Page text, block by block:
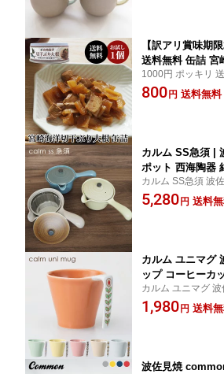
【訳アリ賞味期
送料無料 缶詰 宮
個 | ブリ ぶり 鰤
長期保存 備蓄食
1000円 ポッキリ
干ぶり大根 1個 ブ
アウトドア非常食
800 円 送料無料
カルム SS急須 |
ポット 西海陶器
引き出物 ギフト
生日 新生活 引越
カルム SS急須 波
西海陶器 結婚祝い
ギフト プレゼント
5,280 円 送料
カルム ユニマグ
ップ コーヒーカ
ッキング 食器 西
越し祝い ギフト
カルム ユニマグ
プ 大人可愛い コー
プ スタッキング
1,980 円 送料
波佐見焼